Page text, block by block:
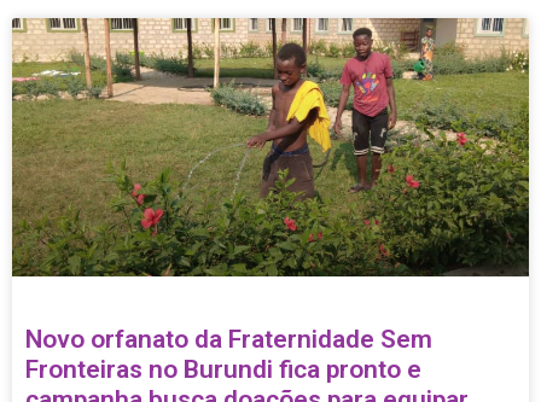
Novo orfanato da Fraternidade Sem
Fronteiras no Burundi fica pronto e